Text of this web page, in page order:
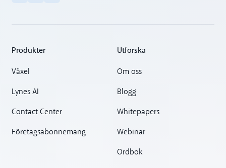
Produkter
Växel
Lynes AI
Contact Center
Företagsabonnemang
Utforska
Om oss
Blogg
Whitepapers
Webinar
Ordbok